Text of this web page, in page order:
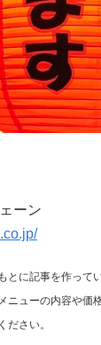
ーン
とに記事を作って
ニューの内容や価
ださい。